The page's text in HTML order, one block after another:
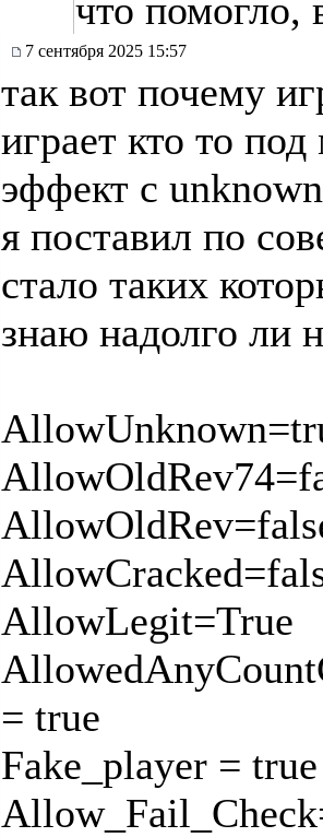
что помогло,
7 сентября 2025 15:57
так вот почему
играет кто то
эффект с
я поставил по
стало таких
знаю надолго ли
AllowLegit=True
= true
Fake_player = true